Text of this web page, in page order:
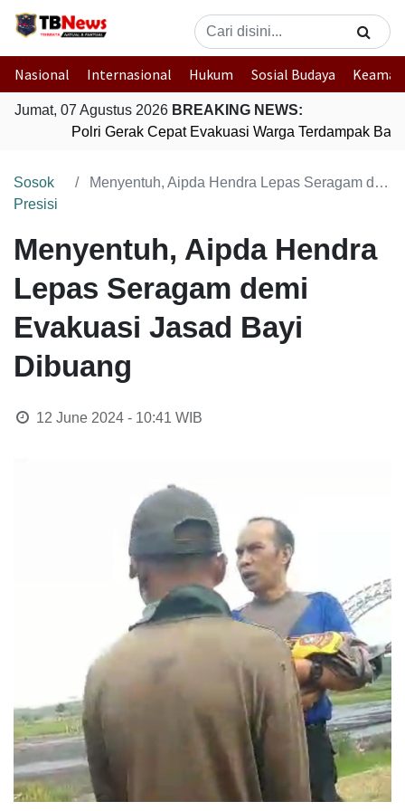
Nasional Internasional Hukum Sosial Budaya
Jumat, 07 Agustus 2026 BREAKING NEWS:
Polri Gerak Cepat Evakuasi Warga Terdampak
Sosok
Presisi
Menyentuh, Aipda Hendra Lepas Seragam demi Evakuasi Jasad Bayi Dibuang
Menyentuh, Aipda Hendra
Lepas Seragam demi
Evakuasi Jasad Bayi
Dibuang
12 June 2024 - 10:41 WIB